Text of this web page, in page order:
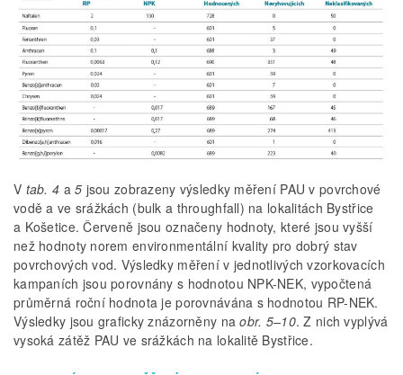
V tab. 4 a5 jsou zobrazeny výsledky měření PAU v povrchové
vodě a ve srážkách (bulk a throughfall) na lokalitách Bystřice
a Košetice. Červeně jsou označeny hodnoty, které jsou vyšší
než hodnoty norem environmentální kvality pro dobrý stav
povrchových vod. Výsledky měření v jednotlivých vzorkovacích
kampaních jsou porovnány s hodnotou NPK-NEK, vypočtená
průměrná roční hodnota je porovnávána s hodnotou RP-NEK.
Výsledky jsou graficky znázorněny na obr. 5–10. Z nich vyplývá
vysoká zátěž PAU ve srážkách na lokalitě Bystřice.